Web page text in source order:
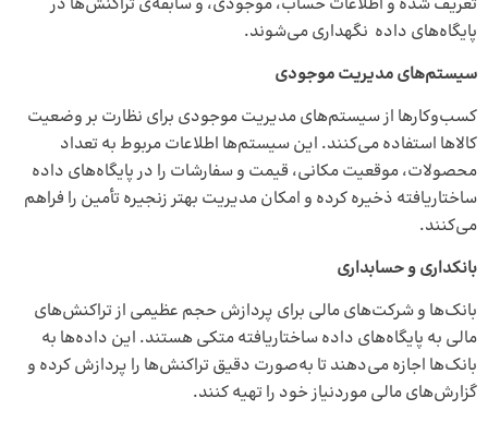
پایگاه‌های داده نگهداری می‌شوند.
سیستم‌های مدیریت موجودی
کسب‌وکارها از سیستم‌های مدیریت موجودی برای نظارت بر وضعیت
کالاها استفاده می‌کنند. این سیستم‌ها اطلاعات مربوط به تعداد
محصولات، موقعیت مکانی، قیمت و سفارشات را در پایگاه‌های داده‌
ساختاریافته ذخیره کرده و امکان مدیریت بهتر زنجیره‌ تأمین را فراهم
می‌کنند.
بانکداری و حسابداری
بانک‌ها و شرکت‌های مالی برای پردازش حجم عظیمی از تراکنش‌های
مالی به پایگاه‌های داده‌ ساختاریافته متکی هستند. این داده‌ها به
بانک‌ها اجازه می‌دهند تا به‌صورت دقیق تراکنش‌ها را پردازش کرده و
گزارش‌های مالی موردنیاز خود را تهیه کنند.